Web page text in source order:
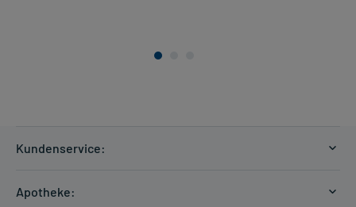
Kundenservice:
Zahlungsarten
Apotheke: